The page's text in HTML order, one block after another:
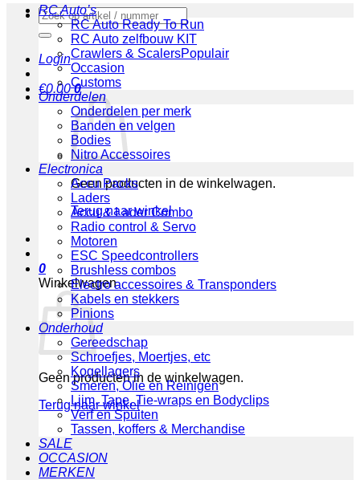
Zoeken
naar:
Login
€0.00 0
Geen producten in de winkelwagen.
Terug naar winkel
0
Winkelwagen
Geen producten in de winkelwagen.
Terug naar winkel
RC Auto’s
RC Auto Ready To Run
RC Auto zelfbouw KIT
Crawlers & Scalers
Occasion
Customs
Onderdelen
Onderdelen per merk
Banden en velgen
Bodies
Nitro Accessoires
Electronica
Accu Packs
Laders
Accu & Lader Combo
Radio control & Servo
Motoren
ESC Speedcontrollers
Brushless combos
Electro accessoires & Transponders
Kabels en stekkers
Pinions
Onderhoud
Gereedschap
Schroefjes, Moertjes, etc
Kogellagers
Smeren, Olie en Reinigen
Lijm, Tape, Tie-wraps en Bodyclips
Verf en Spuiten
Tassen, koffers & Merchandise
SALE
OCCASION
MERKEN